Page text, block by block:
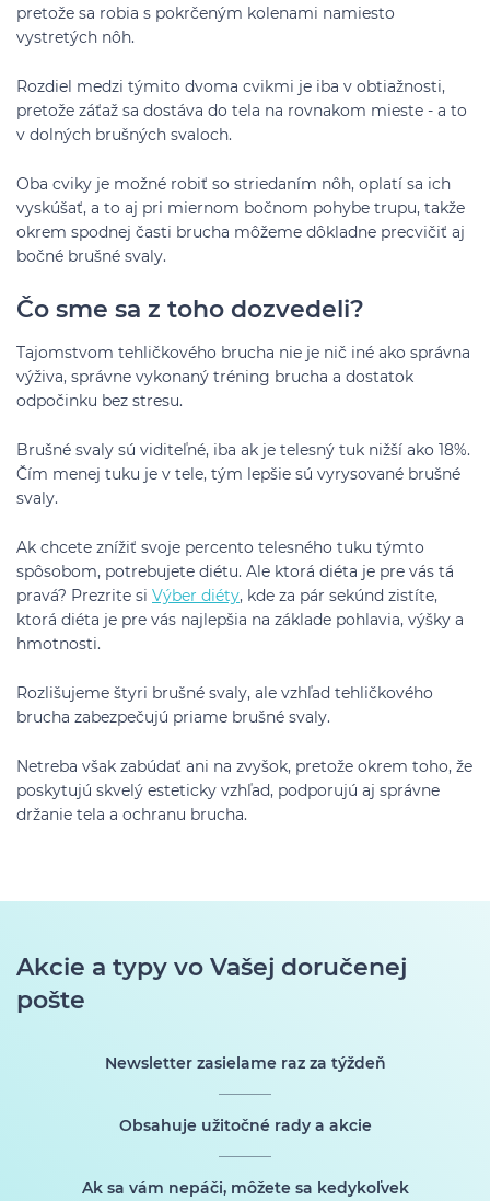
pretože sa robia s pokrčeným kolenami namiesto
vystretých nôh.
Rozdiel medzi týmito dvoma cvikmi je iba v obtiažnosti,
pretože záťaž sa dostáva do tela na rovnakom mieste - a to
v dolných brušných svaloch.
Oba cviky je možné robiť so striedaním nôh, oplatí sa ich
vyskúšať, a to aj pri miernom bočnom pohybe trupu, takže
okrem spodnej časti brucha môžeme dôkladne precvičiť aj
bočné brušné svaly.
Čo sme sa z toho dozvedeli?
Tajomstvom tehličkového brucha nie je nič iné ako správna
výživa, správne vykonaný tréning brucha a dostatok
odpočinku bez stresu.
Brušné svaly sú viditeľné, iba ak je telesný tuk nižší ako 18%.
Čím menej tuku je v tele, tým lepšie sú vyrysované brušné
svaly.
Ak chcete znížiť svoje percento telesného tuku týmto
spôsobom, potrebujete diétu. Ale ktorá diéta je pre vás tá
pravá? Prezrite si Výber diéty, kde za pár sekúnd zistíte,
ktorá diéta je pre vás najlepšia na základe pohlavia, výšky a
hmotnosti.
Rozlišujeme štyri brušné svaly, ale vzhľad tehličkového
brucha zabezpečujú priame brušné svaly.
Netreba však zabúdať ani na zvyšok, pretože okrem toho, že
poskytujú skvelý esteticky vzhľad, podporujú aj správne
držanie tela a ochranu brucha.
Akcie a typy vo Vašej doručenej
pošte
Newsletter zasielame raz za týždeň
Obsahuje užitočné rady a akcie
Ak sa vám nepáči, môžete sa kedykoľvek